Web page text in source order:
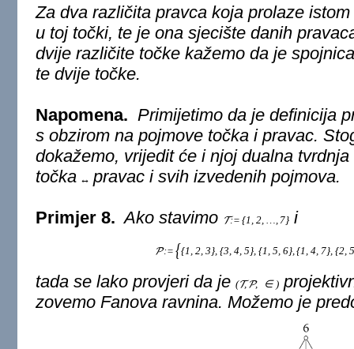
Za dva različita pravca koja prolaze
u toj točki, te je ona sjecištedanih
dvije različite točke kažemo da je spojnica
te dvije točke.
Napomena. Primijetimo da je definicija
s obzirom na pojmove točkai pravac.
dokažemo, vrijedit će i njoj dualnatvrdnja
točka ↔ pravac i svih izvedenih pojmova.
Primjer 8. Ako stavimo T:= {1 , 2, …, 7} i
P:= {{1 2 3 } {3 4, 5 }, {1 5 6}, {1 4 7} {2
tada se lako provjeri da je (T, P, ∈ )
zovemo Fanova ravnina. Možemo je